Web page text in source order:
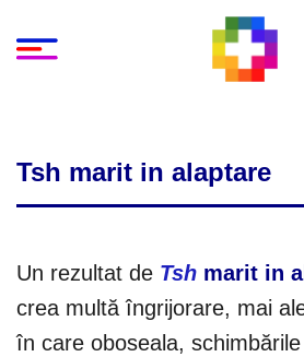
content
Tsh marit in alaptare
Un rezultat de Tsh marit in
crea multă îngrijorare, mai
în care oboseala,